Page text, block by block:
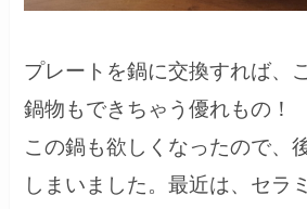
プレートを鍋に交換すれば、
鍋物もできちゃう優れもの！
この鍋も欲しくなったので、
しまいました。最近は、セラ